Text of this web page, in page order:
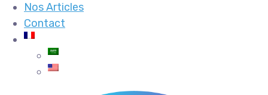
Nos Articles
Contact